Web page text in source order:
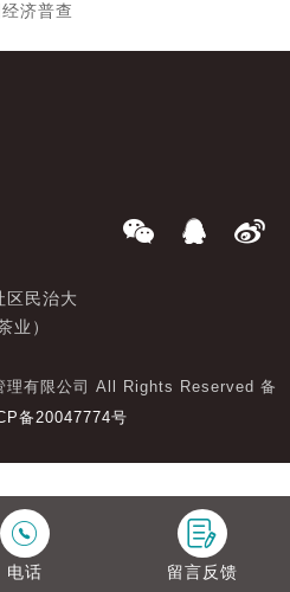
济普查
区民治大
业）
有限公司 All Rights Reserved 备
备20047774号
电话 留言反馈